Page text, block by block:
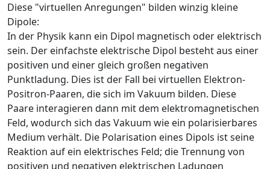
Diese "virtuellen Anregungen" bilden winzig kleine
Dipole:
In der Physik kann ein Dipol magnetisch oder elektrisch
sein. Der einfachste elektrische Dipol besteht aus einer
positiven und einer gleich großen negativen
Punktladung. Dies ist der Fall bei virtuellen Elektron-
Positron-Paaren, die sich im Vakuum bilden. Diese
Paare interagieren dann mit dem elektromagnetischen
Feld, wodurch sich das Vakuum wie ein polarisierbares
Medium verhält. Die Polarisation eines Dipols ist seine
Reaktion auf ein elektrisches Feld; die Trennung von
positiven und negativen elektrischen Ladungen